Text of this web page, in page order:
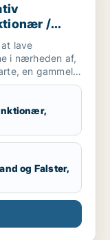
/
lave
i nærheden af,
en gammel
knallerter og
dage været bidt
køretøjer...
inden for
og
som mange
mere i mig,
at køre
som
og Falster,